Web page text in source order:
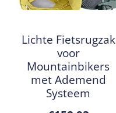
Lichte Fietsrugzak
voor
Mountainbikers
met Ademend
Systeem